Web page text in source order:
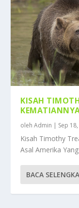
KISAH
olehAdmin | Sep
Kisah Timothy
Asal Amerika
BACA